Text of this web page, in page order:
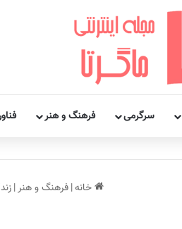
سرگرمی فرهنگ و هنر
خانه|فرهنگ و هنر|